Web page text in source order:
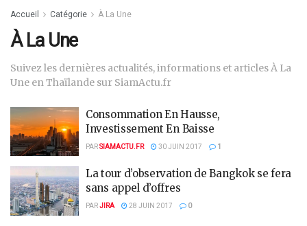
Accueil Catégorie À La Une
À La Une
Suivez les dernières actualités, informations et articles À La
Une en Thaïlande sur SiamActu.fr
Consommation En Hausse,
Investissement En Baisse
PARSIAMACTU.FR 30 JUIN 2017 1
La tour d’observation de Bangkok se fera
sans appel d’offres
PARJIRA 28 JUIN 2017 0